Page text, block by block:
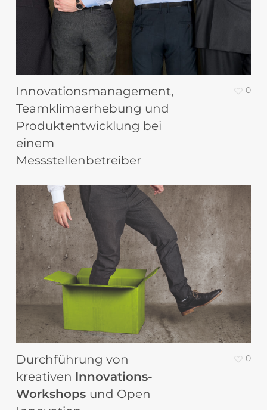
Innovationsmanagement,
Teamklimaerhebung und
Produktentwicklung bei
einem
Messstellenbetreiber
0
Durchführung von
kreativen Innovations-
Workshops und Open
0